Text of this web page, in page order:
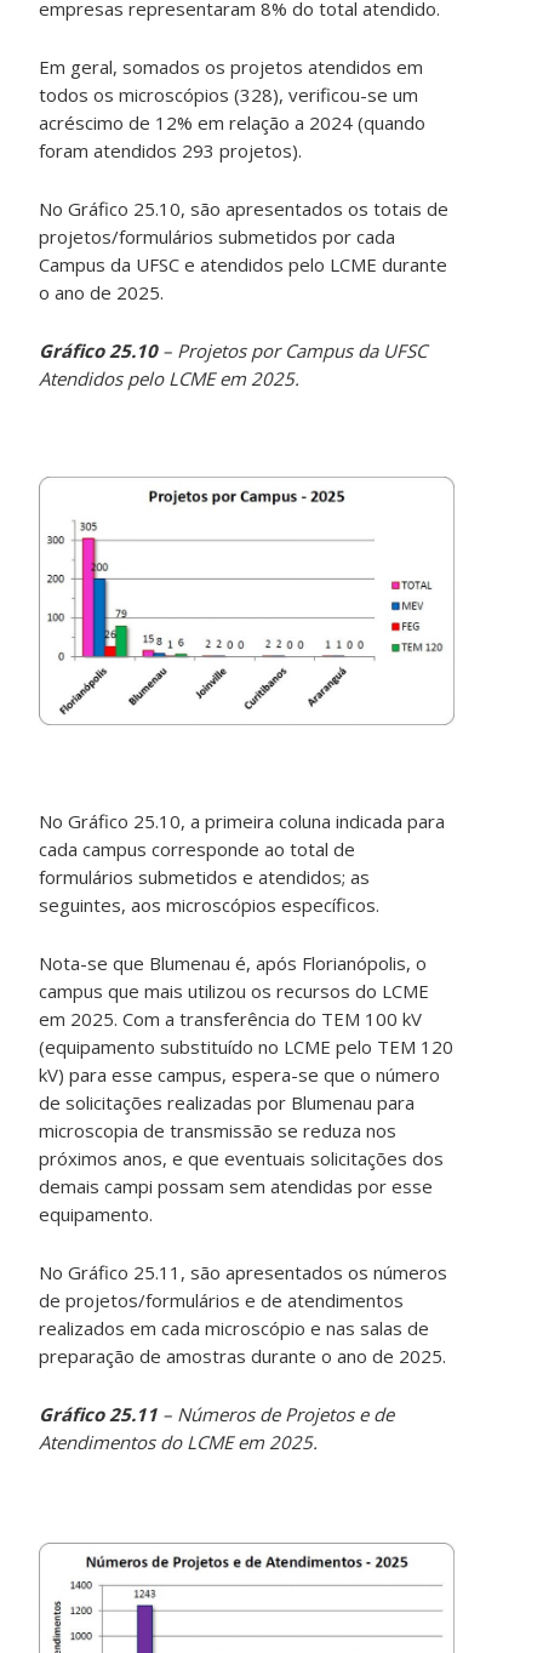
empresas representaram 8% do total atendido.
Em geral, somados os projetos atendidos em
todos os microscópios (328), verificou-se um
acréscimo de 12% em relação a 2024 (quando
foram atendidos 293 projetos).
No Gráfico 25.10, são apresentados os totais de
projetos/formulários submetidos por cada
Campus da UFSC e atendidos pelo LCME durante
o ano de 2025.
Gráfico 25.10– Projetos por Campus da UFSC
Atendidos pelo LCME em 2025.
No Gráfico 25.10, a primeira coluna indicada para
cada campus corresponde ao total de
formulários submetidos e atendidos; as
seguintes, aos microscópios específicos.
Nota-se que Blumenau é, após Florianópolis, o
campus que mais utilizou os recursos do LCME
em 2025. Com a transferência do TEM 100 kV
(equipamento substituído no LCME pelo TEM 120
kV) para esse campus, espera-se que o número
de solicitações realizadas por Blumenau para
microscopia de transmissão se reduza nos
próximos anos, e que eventuais solicitações dos
demais campi possam sem atendidas por esse
equipamento.
No Gráfico 25.11, são apresentados os números
de projetos/formulários e de atendimentos
realizados em cada microscópio e nas salas de
preparação de amostras durante o ano de 2025.
Gráfico 25.11 – Números de Projetos e de
Atendimentos do LCME em 2025.